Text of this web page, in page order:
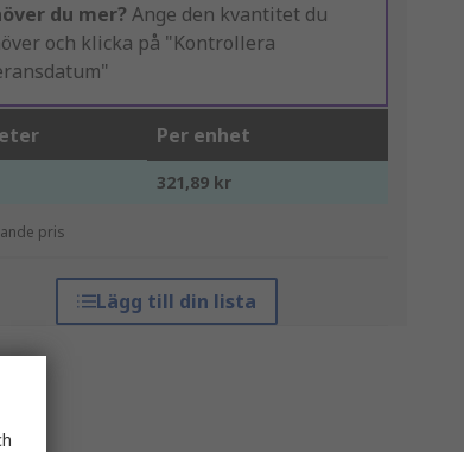
du mer? Ange den kvantitet du
och klicka på "Kontrollera
Per enhet
321,89 kr
pris
Lägg till din lista